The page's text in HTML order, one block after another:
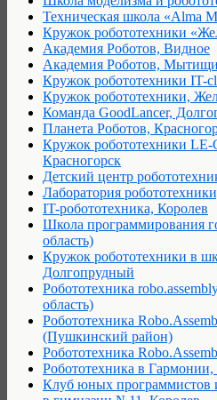
Техническая школа «Alma
Кружок робототехники
Академия Роботов, Видное
Академия Роботов, Мытищи
Кружок робототехники IT-
Кружок робототехники,
Команда GoodLancer,
Планета Роботов,
Кружок робототехники
Красногорск
Детский центр
Лаборатория
IT-робототехника, Королев
Школа программирования
область)
Кружок робототехники в
Долгопрудный
Робототехника
область)
Робототехника
(Пушкинский район)
Робототехника
Робототехника в
Клуб юных программистов